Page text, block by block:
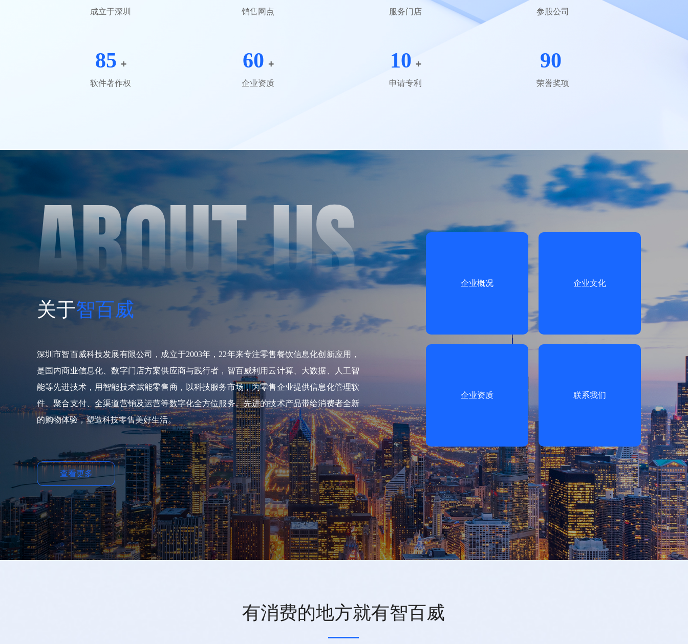
有消费的地方就有智百威
成立于深圳 销售网点 服务门店 参股公司
85 +
软件著作权
60 +
企业资质
10 +
申请专利
90
荣誉奖项
关于智百威
深圳市智百威科技发展有限公司，成立于2003年，22年来专注零售餐饮信息化创新应用，
是国内商业信息化、数字门店方案供应商与践行者，智百威利用云计算、大数据、人工智
能等先进技术，用智能技术赋能零售商，以科技服务市场，为零售企业提供信息化管理软
件、聚合支付、全渠道营销及运营等数字化全方位服务。先进的技术产品带给消费者全新
的购物体验，塑造科技零售美好生活。
查看更多
企业资质 联系我们
企业文化
企业概况